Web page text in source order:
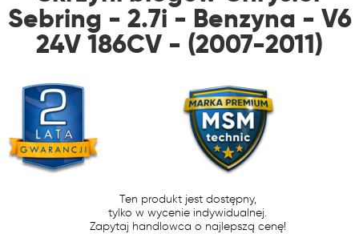
Sebring - 2.7i - Benzyna - V6
24V 186CV - (2007-2011)
Ten produkt jest dostępny,
tylko w wycenie indywidualnej.
Zapytaj handlowca o najlepszą cenę!